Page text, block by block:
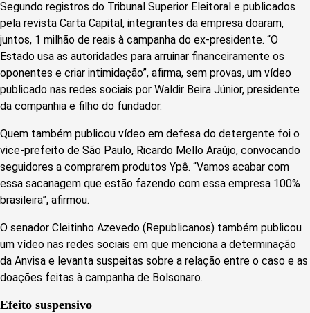
Segundo registros do Tribunal Superior Eleitoral e publicados
pela revista Carta Capital, integrantes da empresa doaram,
juntos, 1 milhão de reais à campanha do ex-presidente. “O
Estado usa as autoridades para arruinar financeiramente os
oponentes e criar intimidação”, afirma, sem provas, um vídeo
publicado nas redes sociais por Waldir Beira Júnior, presidente
da companhia e filho do fundador.
Quem também publicou vídeo em defesa do detergente foi o
vice-prefeito de São Paulo, Ricardo Mello Araújo, convocando
seguidores a comprarem produtos Ypê. “Vamos acabar com
essa sacanagem que estão fazendo com essa empresa 100%
brasileira”, afirmou.
O senador Cleitinho Azevedo (Republicanos) também publicou
um vídeo nas redes sociais em que menciona a determinação
da Anvisa e levanta suspeitas sobre a relação entre o caso e as
doações feitas à campanha de Bolsonaro.
Efeito suspensivo